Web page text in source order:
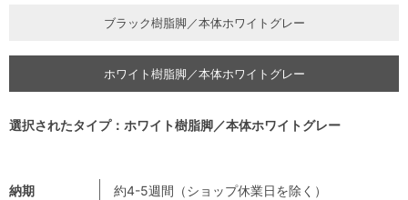
納期
約4-5週間（ショップ休業日を除く）
ブラック樹脂脚／本体ホワイトグレー
ホワイト樹脂脚／本体ホワイトグレー
選択されたタイプ：ホワイト樹脂脚／本体ホワイトグレー